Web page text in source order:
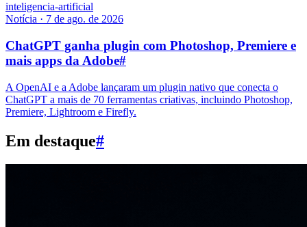
inteligencia-artificial
Notícia · 7 de ago. de 2026
ChatGPT ganha plugin com Photoshop, Premiere e
mais apps da Adobe#
A OpenAI e a Adobe lançaram um plugin nativo que conecta o
ChatGPT a mais de 70 ferramentas criativas, incluindo Photoshop,
Premiere, Lightroom e Firefly.
Em destaque#